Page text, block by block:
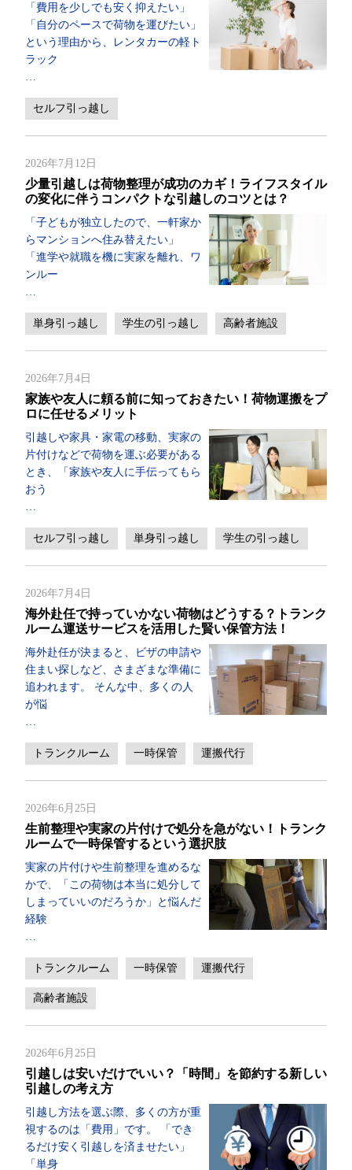
「費用を少しでも安く抑えたい」
「自分のペースで荷物を運びたい」
という理由から、レンタカーの軽ト
ラック
…
セルフ引っ越し
2026年7月12日
少量引越しは荷物整理が成功のカギ！ライフスタイル
の変化に伴うコンパクトな引越しのコツとは？
「子どもが独立したので、一軒家か
らマンションへ住み替えたい」
「進学や就職を機に実家を離れ、ワ
ンルー
…
単身引っ越し 学生の引っ越し 高齢者施設
2026年7月4日
家族や友人に頼る前に知っておきたい！荷物運搬をプ
ロに任せるメリット
引越しや家具・家電の移動、実家の
片付けなどで荷物を運ぶ必要がある
とき、「家族や友人に手伝ってもら
おう
…
セルフ引っ越し 単身引っ越し 学生の引っ越し
2026年7月4日
海外赴任で持っていかない荷物はどうする？トランク
ルーム運送サービスを活用した賢い保管方法！
海外赴任が決まると、ビザの申請や
住まい探しなど、さまざまな準備に
追われます。 そんな中、多くの人
が悩
…
トランクルーム 一時保管 運搬代行
2026年6月25日
生前整理や実家の片付けで処分を急がない！トランク
ルームで一時保管するという選択肢
実家の片付けや生前整理を進めるな
かで、「この荷物は本当に処分して
しまっていいのだろうか」と悩んだ
経験
…
トランクルーム 一時保管 運搬代行
高齢者施設
2026年6月25日
引越しは安いだけでいい？「時間」を節約する新しい
引越しの考え方
引越し方法を選ぶ際、多くの方が重
視するのは「費用」です。 「でき
るだけ安く引越しを済ませたい」
「単身